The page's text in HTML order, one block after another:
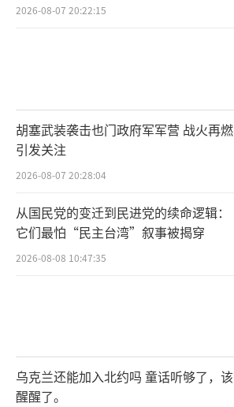
2026-08-07 20:22:15
胡塞武装袭击也门政府军军营 战火再燃
引发关注
2026-08-07 20:28:04
从国民党的变迁到民进党的续命逻辑：
它们最怕“民主台湾”叙事被揭穿
2026-08-08 10:47:35
乌克兰还能加入北约吗 童话听够了，该
醒醒了。